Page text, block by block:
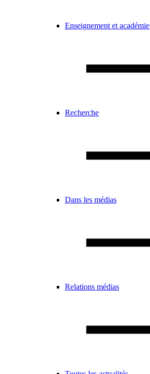
Enseignement et académie
Recherche
Dans les médias
Relations médias